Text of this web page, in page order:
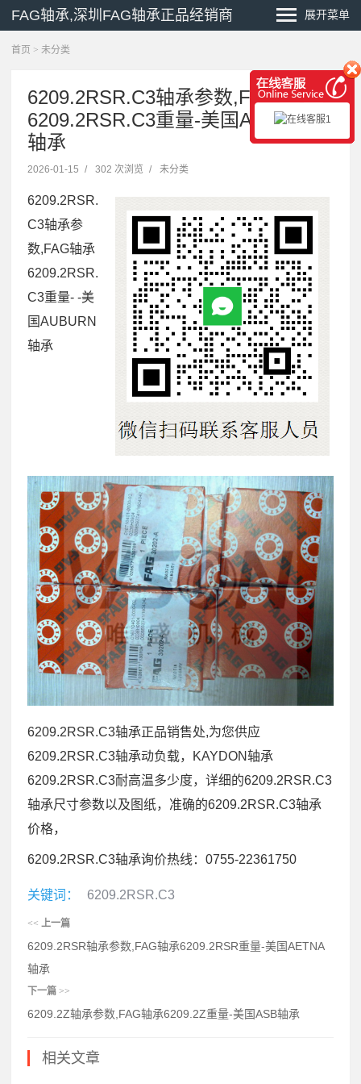
FAG轴承,深圳FAG轴承正品经销商 展开菜单
首页 > 未分类
6209.2RSR.C3轴承参数,FAG轴承
6209.2RSR.C3重量-美国AUBURN
轴承
2026-01-15 / 302 次浏览 / 未分类
6209.2RSR.
C3轴承参
数,FAG轴承
6209.2RSR.
C3重量- -美
国AUBURN
轴承
6209.2RSR.C3轴承正品销售处,为您供应
6209.2RSR.C3轴承动负载，KAYDON轴承
6209.2RSR.C3耐高温多少度，详细的6209.2RSR.C3
轴承尺寸参数以及图纸，准确的6209.2RSR.C3轴承
价格，
6209.2RSR.C3轴承询价热线：0755-22361750
关键词： 6209.2RSR.C3
<< 上一篇
6209.2RSR轴承参数,FAG轴承6209.2RSR重量-美国AETNA
轴承
下一篇 >>
6209.2Z轴承参数,FAG轴承6209.2Z重量-美国ASB轴承
相关文章